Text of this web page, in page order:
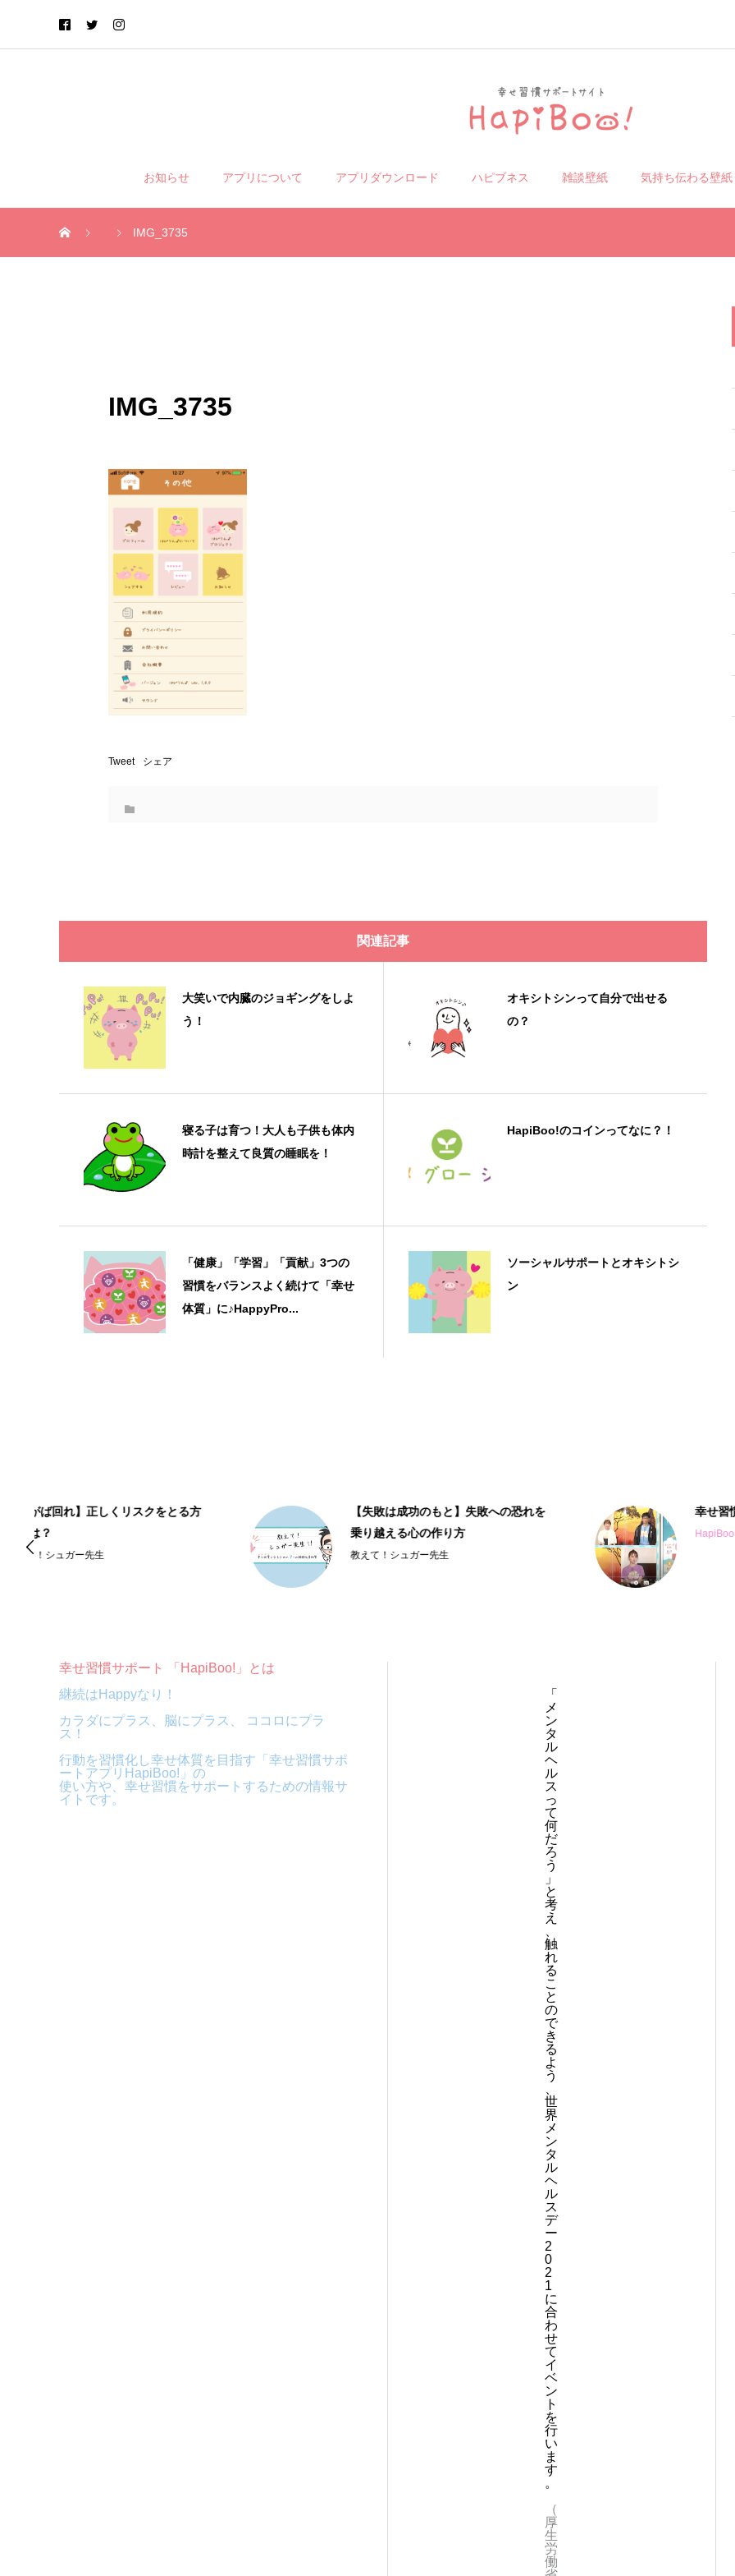
お知らせ アプリについて アプリダウンロード ハピブネス 雑談壁紙 気持ち伝わる壁紙
IMG_3735
IMG_3735
Tweet シェア
関連記事
大笑いで内臓のジョギングをしよ
う！
オキシトシンって自分で出せる
の？
寝る子は育つ！大人も子供も体内
時計を整えて良質の睡眠を！
HapiBoo!のコインってなに？！
「健康」「学習」「貢献」3つの
習慣をバランスよく続けて「幸せ
体質」に♪HappyPro...
ソーシャルサポートとオキシトシ
ン
【失敗は成功のもと】失敗への恐れを
乗り越える心の作り方
教えて！シュガー先生
幸せ習慣アプリの紹介番組
幸せ習慣サポート 「HapiBoo!」とは
継続はHappyなり！
カラダにプラス、脳にプラス、 ココロにプラ
ス！
行動を習慣化し幸せ体質を目指す「幸せ習慣サポ
ートアプリHapiBoo!」の
使い方や、幸せ習慣をサポートするための情報サ
イトです。
「
メ
ン
タ
ル
ヘ
ル
ス
っ
て
何
だ
ろ
う
」
と
考
え
触
れ
る
こ
と
の
で
き
る
よ
う
世
界
メ
ン
タ
ル
ヘ
ル
ス
デ
ー
2
0
2
1
に
合
わ
せ
て
イ
ベ
ン
ト
を
行
い
ま
す
。
（
厚
生
労
働